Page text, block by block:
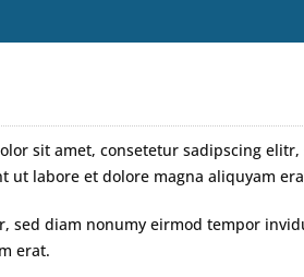
sit amet, consetetur sadipscing
ut labore et dolore magna aliquyam
sed diam nonumy eirmod tempor
erat.